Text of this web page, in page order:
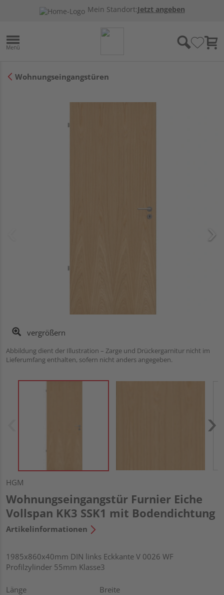
Mein Standort:Jetzt angeben
Wohnungseingangstüren
vergrößern
Abbildung dient der Illustration – Zarge und Drückergarnitur nicht im
Lieferumfang enthalten, sofern nicht anders angegeben.
HGM
Wohnungseingangstür Furnier Eiche
Vollspan KK3 SSK1 mit Bodendichtung
Artikelinformationen
1985x860x40mm DIN links Eckkante V 0026 WF
Profilzylinder 55mm Klasse3
Länge Breite